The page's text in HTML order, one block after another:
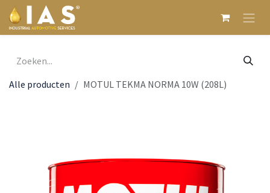
Overslaan naar inhoud
Alle producten MOTUL TEKMA NORMA 10W (208L)